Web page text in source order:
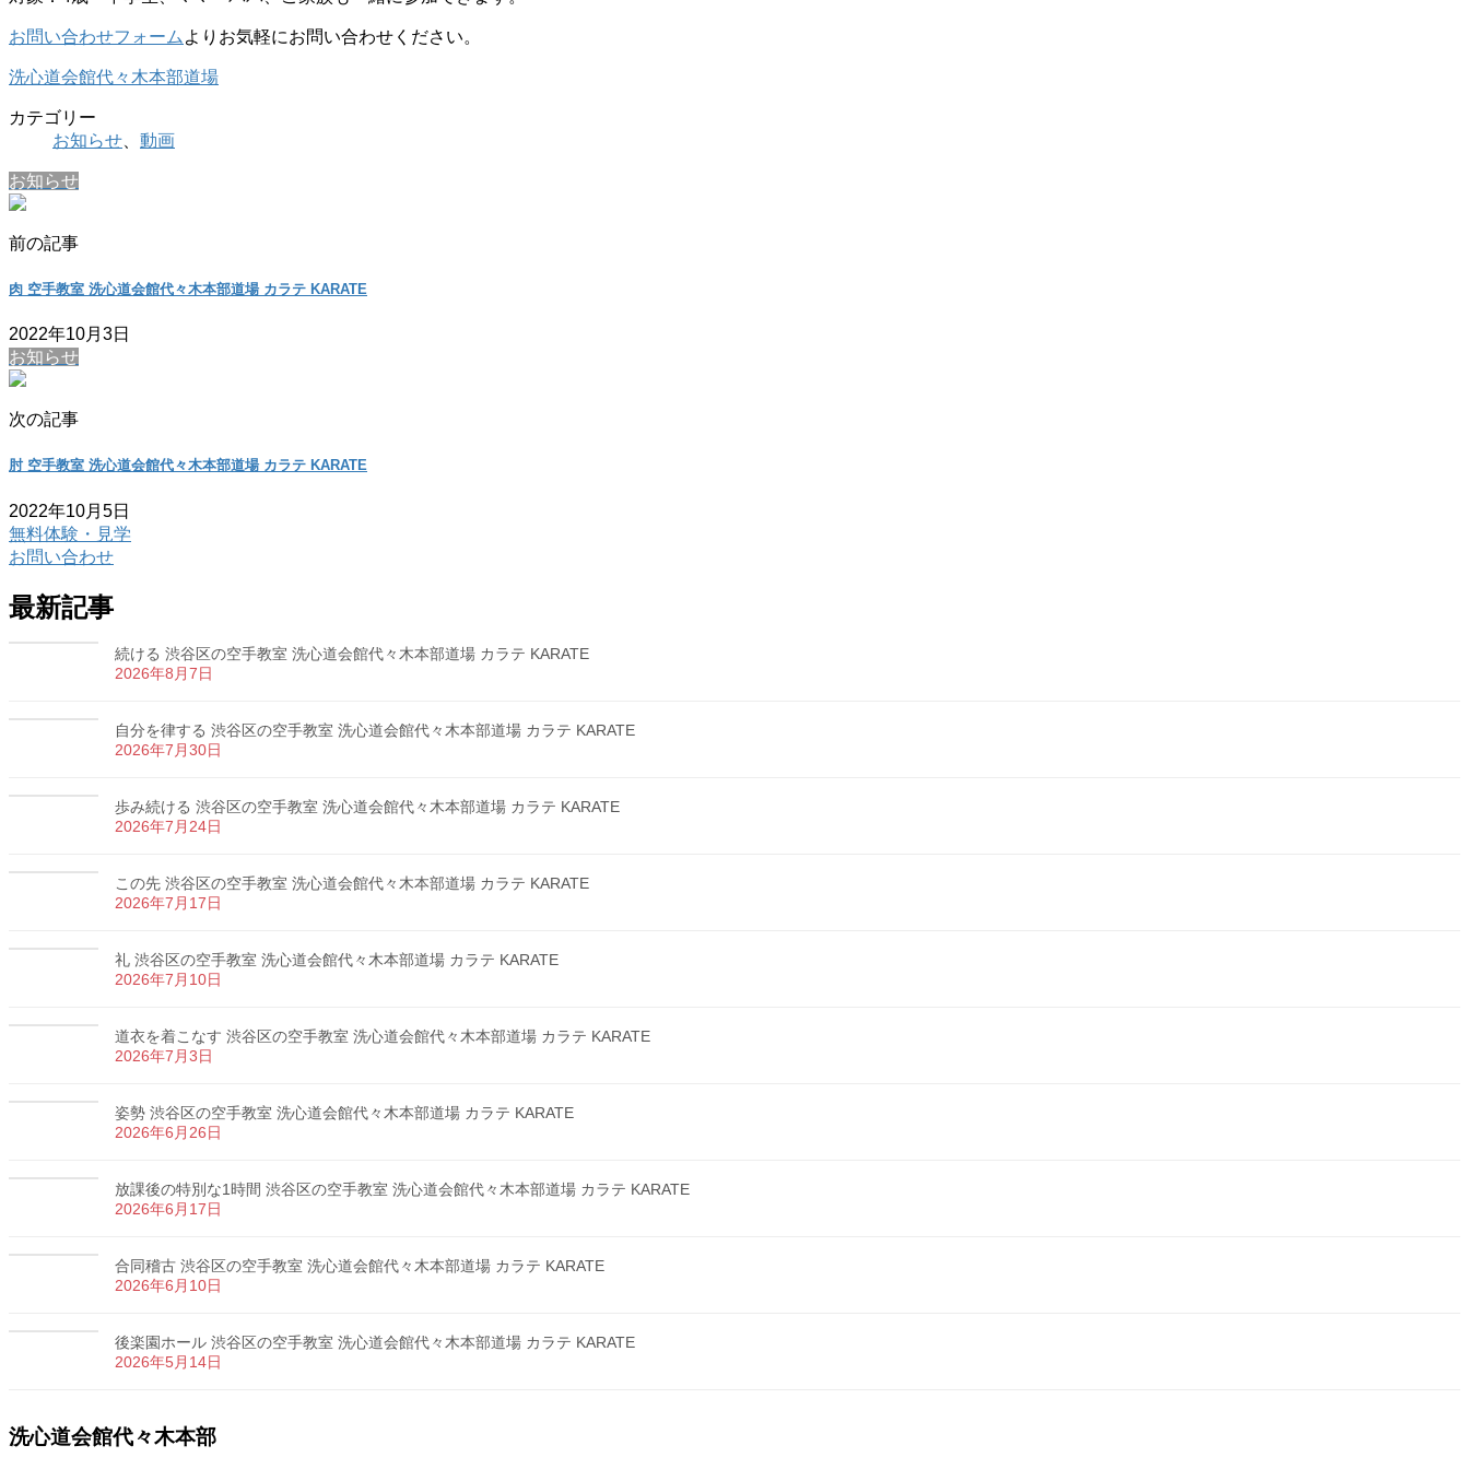
お問い合わせフォーム よりお気軽にお問い合わせください。
洗心道会館代々木本部道場
カテゴリー
お知らせ
動画
お知らせ
前の記事
肉 空手教室 洗心道会館代々木本部道場 カラテ KARATE
2022年10月3日
お知らせ
次の記事
肘 空手教室 洗心道会館代々木本部道場 カラテ KARATE
2022年10月5日
無料体験・見学
お問い合わせ
最新記事
続ける 渋谷区の空手教室 洗心道会館代々木本部道場 カラテ KARATE
2026年8月7日
自分を律する 渋谷区の空手教室 洗心道会館代々木本部道場 カラテ KARATE
2026年7月30日
歩み続ける 渋谷区の空手教室 洗心道会館代々木本部道場 カラテ KARATE
2026年7月24日
この先 渋谷区の空手教室 洗心道会館代々木本部道場 カラテ KARATE
2026年7月17日
礼 渋谷区の空手教室 洗心道会館代々木本部道場 カラテ KARATE
2026年7月10日
道衣を着こなす 渋谷区の空手教室 洗心道会館代々木本部道場 カラテ KARATE
2026年7月3日
姿勢 渋谷区の空手教室 洗心道会館代々木本部道場 カラテ KARATE
2026年6月26日
放課後の特別な1時間 渋谷区の空手教室 洗心道会館代々木本部道場 カラテ KARATE
2026年6月17日
合同稽古 渋谷区の空手教室 洗心道会館代々木本部道場 カラテ KARATE
2026年6月10日
後楽園ホール 渋谷区の空手教室 洗心道会館代々木本部道場 カラテ KARATE
2026年5月14日
洗心道会館代々木本部